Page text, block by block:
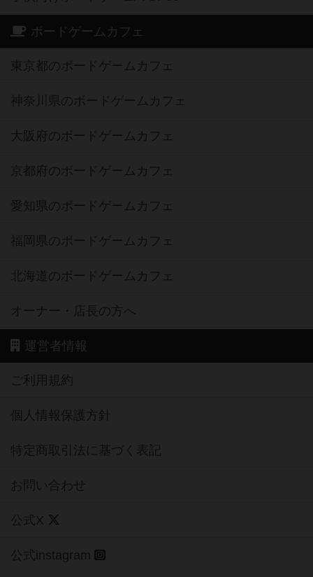
ボードゲームカフェ
東京都のボードゲームカフェ
神奈川県のボードゲームカフェ
大阪府のボードゲームカフェ
京都府のボードゲームカフェ
愛知県のボードゲームカフェ
福岡県のボードゲームカフェ
北海道のボードゲームカフェ
オーナー・店長の方へ
運営者情報
ご利用規約
個人情報保護方針
特定商取引法に基づく表記
お問い合わせ
公式X
公式instagram